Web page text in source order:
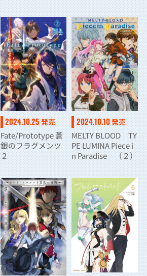
2024.10.25 発売
Fate/Prototype 蒼
銀のフラグメンツ
２
2024.10.10発売
MELTY BLOOD TY
PE LUMINA Piece i
n Paradise （２）